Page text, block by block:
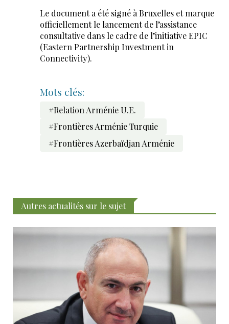
Le document a été signé à Bruxelles et marque
officiellement le lancement de l’assistance
consultative dans le cadre de l’initiative EPIC
(Eastern Partnership Investment in
Connectivity).
Mots clés:
#Relation Arménie U.E.
#Frontières Arménie Turquie
#Frontières Azerbaïdjan Arménie
Autres actualités sur le sujet